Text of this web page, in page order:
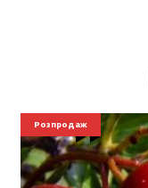
Новинки
Розпродаж